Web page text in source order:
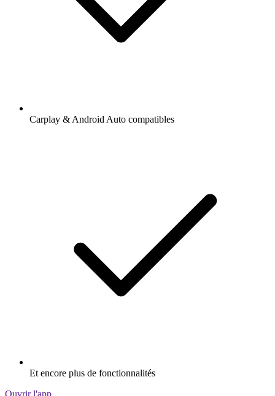
Carplay & Android Auto compatibles
Et encore plus de fonctionnalités